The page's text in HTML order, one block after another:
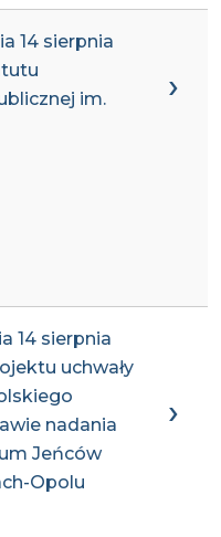
14 sierpnia
im.
14 sierpnia
uchwały
nadania
Jeńców
Opolu